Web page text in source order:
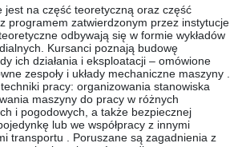
jest na część teoretyczną oraz część
programem zatwierdzonym przez instytucje
odbywają się w formie wykładów
Kursanci poznają budowę
ich działania i eksploatacji – omówione
zespoły i układy mechaniczne maszyny .
pracy: organizowania stanowiska
maszyny do pracy w różnych
i pogodowych, a także bezpiecznej
lub we współpracy z innymi
transportu . Poruszane są zagadnienia z